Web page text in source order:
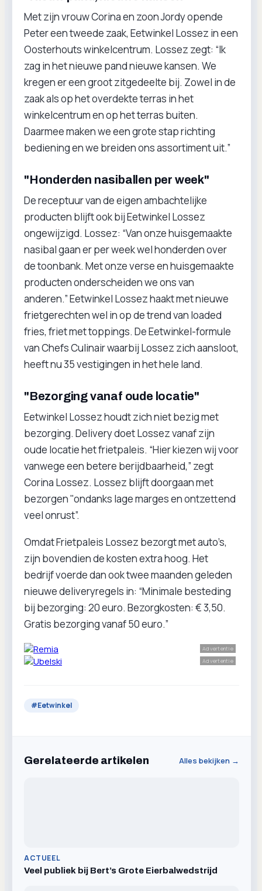
Met zijn vrouw Corina en zoon Jordy opende
Peter een tweede zaak, Eetwinkel Lossez in een
Oosterhouts winkelcentrum. Lossez zegt: “Ik
zag in het nieuwe pand nieuwe kansen. We
kregen er een groot zitgedeelte bij. Zowel in de
zaak als op het overdekte terras in het
winkelcentrum en op het terras buiten.
Daarmee maken we een grote stap richting
bediening en we breiden ons assortiment uit.”
"Honderden nasiballen per week"
De receptuur van de eigen ambachtelijke
producten blijft ook bij Eetwinkel Lossez
ongewijzigd. Lossez: “Van onze huisgemaakte
nasibal gaan er per week wel honderden over
de toonbank. Met onze verse en huisgemaakte
producten onderscheiden we ons van
anderen.” Eetwinkel Lossez haakt met nieuwe
frietgerechten wel in op de trend van loaded
fries, friet met toppings. De Eetwinkel-formule
van Chefs Culinair waarbij Lossez zich aansloot,
heeft nu 35 vestigingen in het hele land.
"Bezorging vanaf oude locatie"
Eetwinkel Lossez houdt zich niet bezig met
bezorging. Delivery doet Lossez vanaf zijn
oude locatie het frietpaleis. “Hier kiezen wij voor
vanwege een betere berijdbaarheid,” zegt
Corina Lossez. Lossez blijft doorgaan met
bezorgen "ondanks lage marges en ontzettend
veel onrust”.
Omdat Frietpaleis Lossez bezorgt met auto’s,
zijn bovendien de kosten extra hoog. Het
bedrijf voerde dan ook twee maanden geleden
nieuwe deliveryregels in: “Minimale besteding
bij bezorging: 20 euro. Bezorgkosten: € 3,50.
Gratis bezorging vanaf 50 euro.”
Advertentie
Advertentie
#Eetwinkel
Gerelateerde artikelen Alles bekijken →
ACTUEEL
Veel publiek bij Bert’s Grote Eierbalwedstrijd